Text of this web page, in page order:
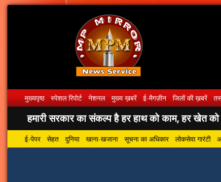
मुख्यपृष्ठ स्पेशल रिपोर्ट नेशनल मुख्य ख़बरें ई-मैगज़ीन जिलों की ख़बरें
हमारी सरकार का संकल्प है हर हाथ को काम, हर खेत को
ई-पेपर सेहत दुनिया खाना-खजाना सूचना का अधिकार लोकसेवा गारंटी